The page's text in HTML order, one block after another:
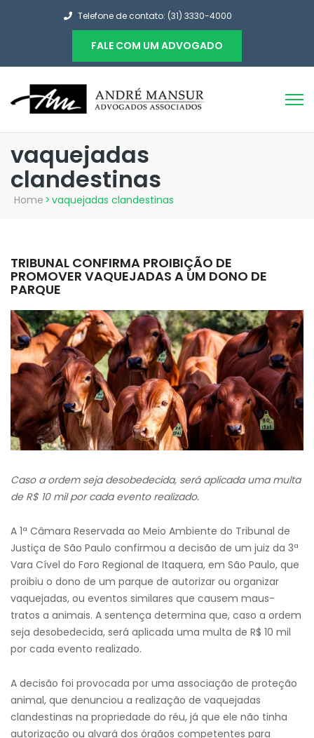
Telefone de contato: (31) 3330-4000
FALE COM UM ADVOGADO
vaquejadas
clandestinas
Home > vaquejadas clandestinas
TRIBUNAL CONFIRMA PROIBIÇÃO DE
PROMOVER VAQUEJADAS A UM DONO DE
PARQUE
Caso a ordem seja desobedecida, será aplicada uma multa
de R$ 10 mil por cada evento realizado.
A 1ª Câmara Reservada ao Meio Ambiente do Tribunal de
Justiça de São Paulo confirmou a decisão de um juiz da 3ª
Vara Cível do Foro Regional de Itaquera, em São Paulo, que
proibiu o dono de um parque de autorizar ou organizar
vaquejadas, ou eventos similares que causem maus-
tratos a animais. A sentença determina que, caso a ordem
seja desobedecida, será aplicada uma multa de R$ 10 mil
por cada evento realizado.
A decisão foi provocada por uma associação de proteção
animal, que denunciou a realização de vaquejadas
clandestinas na propriedade do réu, já que ele não tinha
autorização ou alvará dos órgãos competentes para